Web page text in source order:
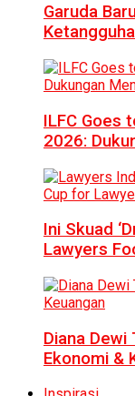
Garuda
ILFC Goes
2026:
Ini Skuad
Lawyers
Diana
Ekonomi &